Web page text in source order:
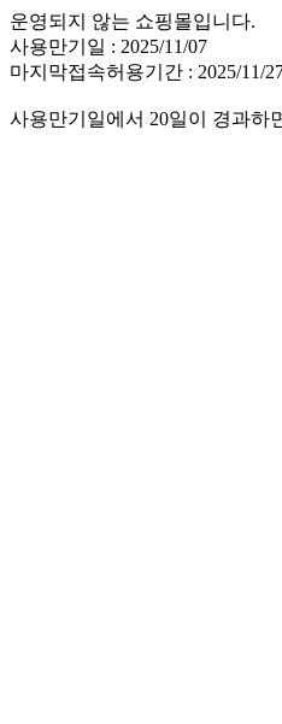
운영되지 않는 쇼핑몰입니다.
사용만기일 : 2025/11/07
마지막접속허용기간 : 2025/11/
사용만기일에서 20일이 경과하